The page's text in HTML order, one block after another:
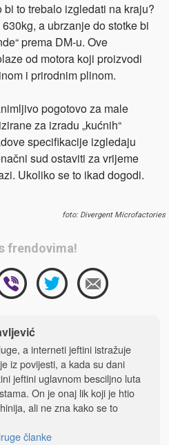
to trebalo izgledati na kraju?
a ubrzanje do stotke bi
prema DM-u. Ove
od motora koji proizvodi
i prirodnim plinom.
pogotovo za male
za izradu „kućnih“
specifikacije izgledaju
sud ostaviti za vrijeme
Ukoliko se to ikad dogodi.
foto: Divergent Microfactories
frendovima!
a interneti jeftini istražuje
iz povijesti, a kada su dani
jeftini uglavnom besciljno luta
On je onaj lik koji je htio
ali ne zna kako se to
članke